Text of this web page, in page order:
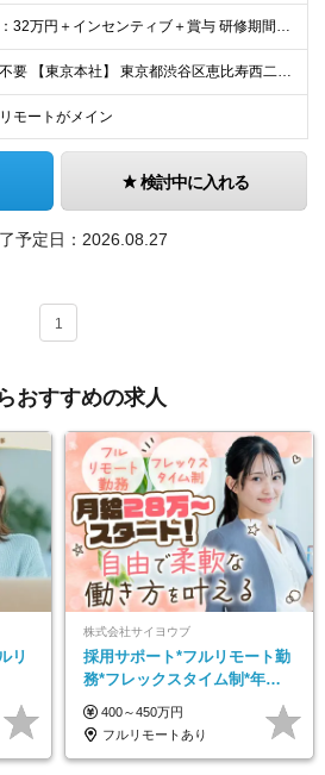
月給：32万円＋インセンティブ＋賞与 研修期間中：月給25万円～ ＼ 頑張りはしっかり評価！ ／ 研修期間中でも、スキルの習得状況や成果に応じて月給27万円へ昇給が可能です。 【研修期間】 期
通勤不要 【東京本社】 東京都渋谷区恵比寿西二丁目8番4号 EX恵比寿西ビル5階
モートがメイン
検討中に入れる
予定日： 2026.08.27
1
おすすめの求人
リ
株式会社サイヨウブ
採用サポート*フルリモート勤
務*フレックスタイム制*年休
120日*土日祝休み*残業ほぼな
し*育児中社員8割以上
400～450万円
フルリモートあり